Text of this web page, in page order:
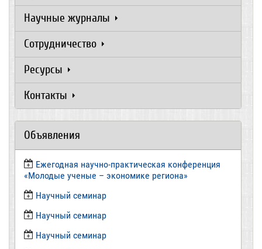
Научные журналы
Сотрудничество
Ресурсы
Контакты
Объявления
Ежегодная научно-практическая конференция
«Молодые ученые – экономике региона»
​Научный семинар
​Научный семинар
Научный семинар